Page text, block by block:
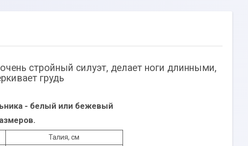
стройный силуэт, делает ноги длинными,
грудь
- белый или бежевый
Талия, см